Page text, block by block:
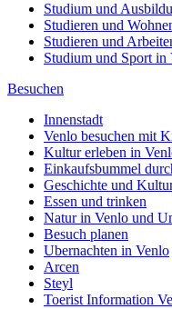
Studium und
Studieren und
Studieren und
Studium und Sport in
Besuchen
Innenstadt
Venlo besuchen mit
Kultur erleben in
Einkaufsbummel
Geschichte und
Essen und trinken
Natur in Venlo und
Besuch planen
Ubernachten in Venlo
Arcen
Steyl
Toerist Information